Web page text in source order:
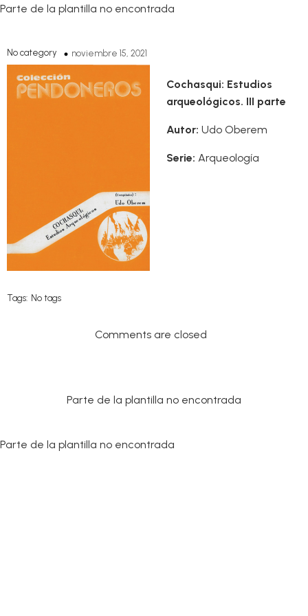
Parte de la plantilla no encontrada
No category noviembre 15, 2021
Cochasqui: Estudios
arqueológicos. III parte
Autor: Udo Oberem
Serie: Arqueología
Tags: No tags
Comments are closed
Parte de la plantilla no encontrada
Parte de la plantilla no encontrada